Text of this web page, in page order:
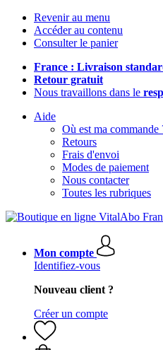
Revenir au menu
Accéder au contenu
Consulter le panier
France : Livraison
Retour gratuit
Nous travaillons dans le
Aide
Où est ma commande
Retours
Frais d'envoi
Modes de paiement
Nous contacter
Toutes les rubriques
Mon compte
Identifiez-vous
Nouveau client ?
Créer un compte